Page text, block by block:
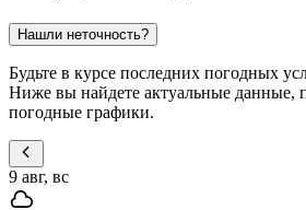
Нашли неточность?
Будьте в курсе последних погодных
Ниже вы найдете актуальные данные,
погодные графики.
9 авг, вс